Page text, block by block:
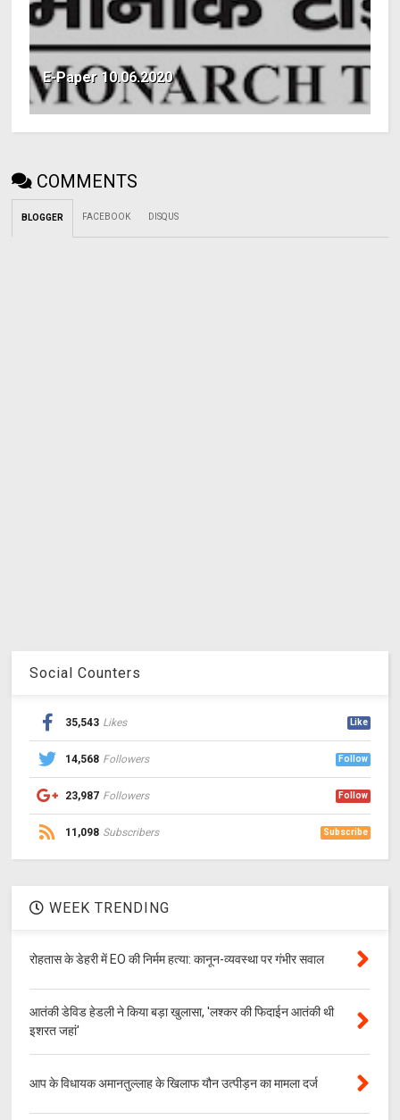
E-Paper 10.06.2020
COMMENTS
BLOGGER FACEBOOK DISQUS
Social Counters
35,543 Likes Like
14,568 Followers Follow
23,987 Followers Follow
11,098 Subscribers Subscribe
WEEK TRENDING
रोहतास के डेहरी में EO की निर्मम हत्या: कानून-व्यवस्था पर गंभीर सवाल
आतंकी डेविड हेडली ने किया बड़ा खुलासा, 'लश्‍कर की फिदाईन आतंकी थी
इशरत जहां'
आप के विधायक अमानतुल्लाह के खिलाफ यौन उत्पीड़न का मामला दर्ज